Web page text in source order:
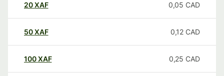
20XAF 0,05 CAD
50XAF 0,12 CAD
100XAF 0,25 CAD